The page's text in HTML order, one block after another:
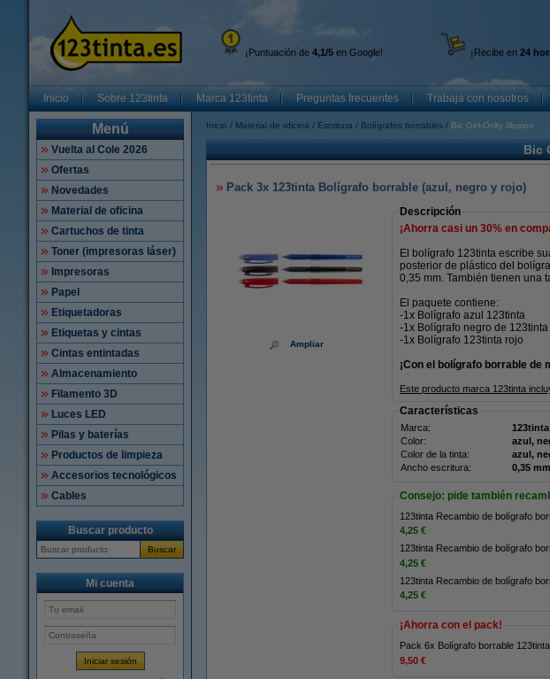
¡Puntuación de 4,1/5 en Google! ¡Recibe en 24
Inicio Sobre 123tinta Marca 123tinta Preguntas frecuentes Trabaja con nosotros
Menú
Vuelta al Cole 2026
Ofertas
Novedades
Material de oficina
Cartuchos de tinta
Toner (impresoras láser)
Impresoras
Papel
Etiquetadoras
Etiquetas y cintas
Cintas entintadas
Almacenamiento
Filamento 3D
Luces LED
Pilas y baterías
Productos de limpieza
Accesorios tecnológicos
Cables
Buscar producto
Buscar
Mi cuenta
Inicio Material de oficina Escritura Bolígrafos borrables Bic Gel-Ocity Illusion
Bic
Pack 3x 123tinta Bolígrafo borrable (azul, negro y rojo)
Ampliar
Descripción
¡Ahorra casi un 30% en
El bolígrafo 123tinta escribe
posterior de plástico del
0,35 mm. También tienen una
El paquete contiene:
-1x Bolígrafo azul 123tinta
-1x Bolígrafo negro de 123tinta
-1x Bolígrafo 123tinta rojo
¡Con el bolígrafo borrable
Este
Características
Marca: 123tinta
Color:
azul,
Color de la tinta:
azul,
Ancho escritura:
0,35 mm
Consejo: pide también
4,25 €
123tinta Recambio de bolígrafo
4,25 €
123tinta Recambio de bolígrafo
4,25 €
¡Ahorra con el pack!
Pack 6x Bolígrafo borrable
9,50 €